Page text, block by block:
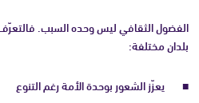
الفضول الثقافي ليس وحده السبب.
بلدان مختلفة:
يعزّز الشعور بوحدة الأمة رغم التنوع